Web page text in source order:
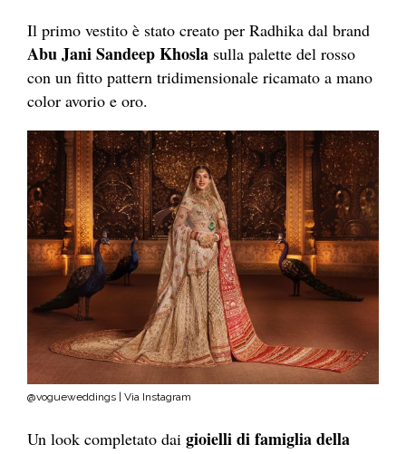
Il primo vestito è stato creato per Radhika dal brand
Abu Jani Sandeep Khosla sulla palette del rosso
con un fitto pattern tridimensionale ricamato a mano
color avorio e oro.
@vogueweddings | Via Instagram
Un look completato dai gioielli di famiglia della